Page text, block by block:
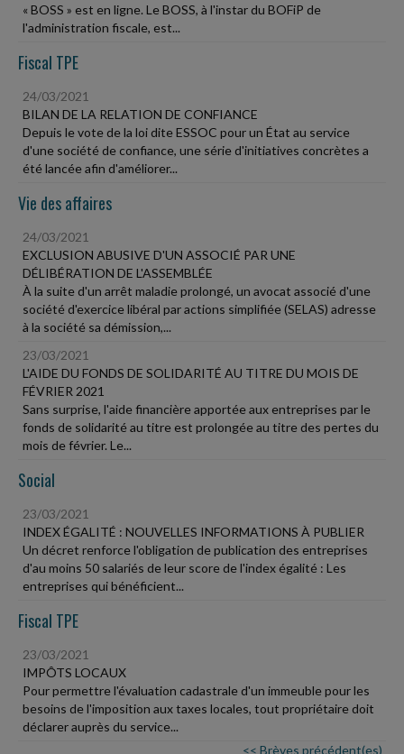
« BOSS » est en ligne. Le BOSS, à l'instar du BOFiP de
l'administration fiscale, est...
Fiscal TPE
24/03/2021
BILAN DE LA RELATION DE CONFIANCE
Depuis le vote de la loi dite ESSOC pour un État au service
d'une société de confiance, une série d'initiatives concrètes a
été lancée afin d'améliorer...
Vie des affaires
24/03/2021
EXCLUSION ABUSIVE D'UN ASSOCIÉ PAR UNE
DÉLIBÉRATION DE L'ASSEMBLÉE
À la suite d'un arrêt maladie prolongé, un avocat associé d'une
société d'exercice libéral par actions simplifiée (SELAS) adresse
à la société sa démission,...
23/03/2021
L'AIDE DU FONDS DE SOLIDARITÉ AU TITRE DU MOIS DE
FÉVRIER 2021
Sans surprise, l'aide financière apportée aux entreprises par le
fonds de solidarité au titre est prolongée au titre des pertes du
mois de février. Le...
Social
23/03/2021
INDEX ÉGALITÉ : NOUVELLES INFORMATIONS À PUBLIER
Un décret renforce l'obligation de publication des entreprises
d'au moins 50 salariés de leur score de l'index égalité : Les
entreprises qui bénéficient...
Fiscal TPE
23/03/2021
IMPÔTS LOCAUX
Pour permettre l'évaluation cadastrale d'un immeuble pour les
besoins de l'imposition aux taxes locales, tout propriétaire doit
déclarer auprès du service...
<< Brèves précédent(es)